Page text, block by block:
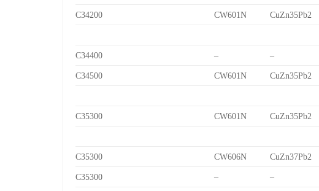
C34200 CW601N CuZn35Pb2
C34400 – –
C34500 CW601N CuZn35Pb2
C35300 CW601N CuZn35Pb2
C35300 CW606N CuZn37Pb2
C35300 – –